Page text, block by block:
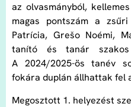
az olvasmányból,
magas pontszám a zsűri
Patrícia, Grešo Noémi,
tanító és tanár szakos
A 2024/2025-ös tanév
fokára duplán állhattak fel
Megosztott 1. helyezést